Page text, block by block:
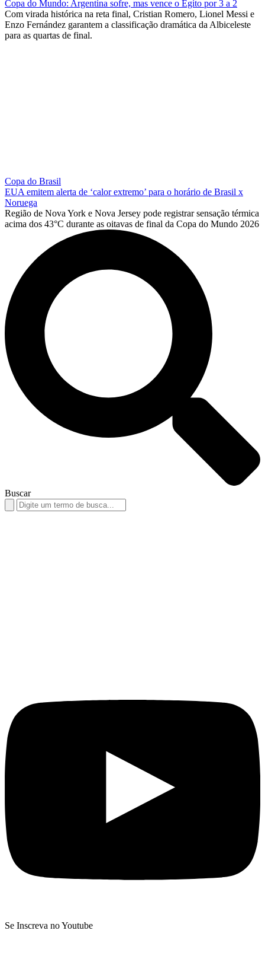
Copa do Mundo: Argentina sofre, mas vence o Egito por 3 a 2
Com virada histórica na reta final, Cristian Romero, Lionel Messi e
Enzo Fernández garantem a classificação dramática da Albiceleste
para as quartas de final.
Copa do Brasil
EUA emitem alerta de ‘calor extremo’ para o horário de Brasil x
Noruega
Região de Nova York e Nova Jersey pode registrar sensação térmica
acima dos 43°C durante as oitavas de final da Copa do Mundo 2026
Buscar
Search
for:
Se Inscreva no Youtube